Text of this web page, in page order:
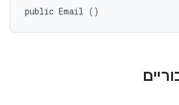
public Email ()